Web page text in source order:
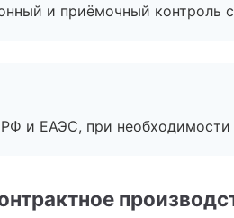
и приёмочный контроль
и ЕАЭС, при